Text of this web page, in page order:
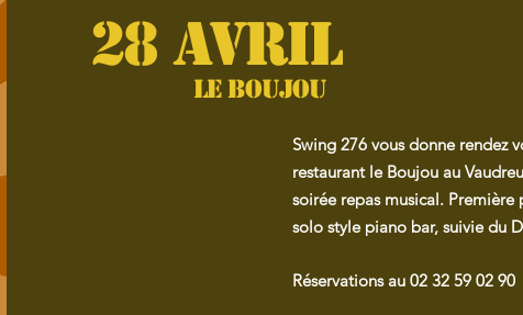
Swing 276 vous donne rendez
restaurant le Boujou au
soirée repas musical.​ Première
solo style piano bar, suivie du
Réservations au 02 32 59 02 90
28 Avril
Le Boujou